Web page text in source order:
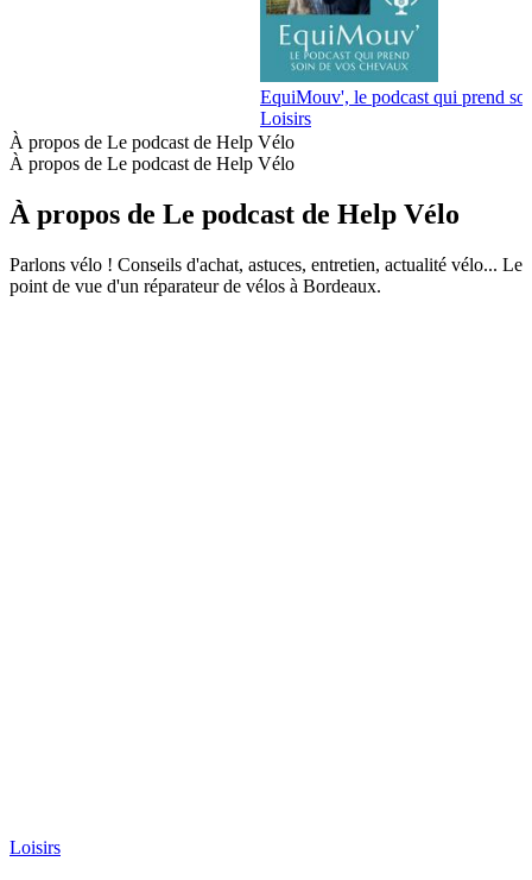
EquiMouv', le podcast qui prend
Loisirs
À propos de Le podcast de Help Vélo
À propos de Le podcast de Help Vélo
À propos de Le podcast de Help Vélo
Parlons vélo ! Conseils d'achat, astuces, entretien, actualité vélo... Le
point de vue d'un réparateur de vélos à Bordeaux.
Loisirs